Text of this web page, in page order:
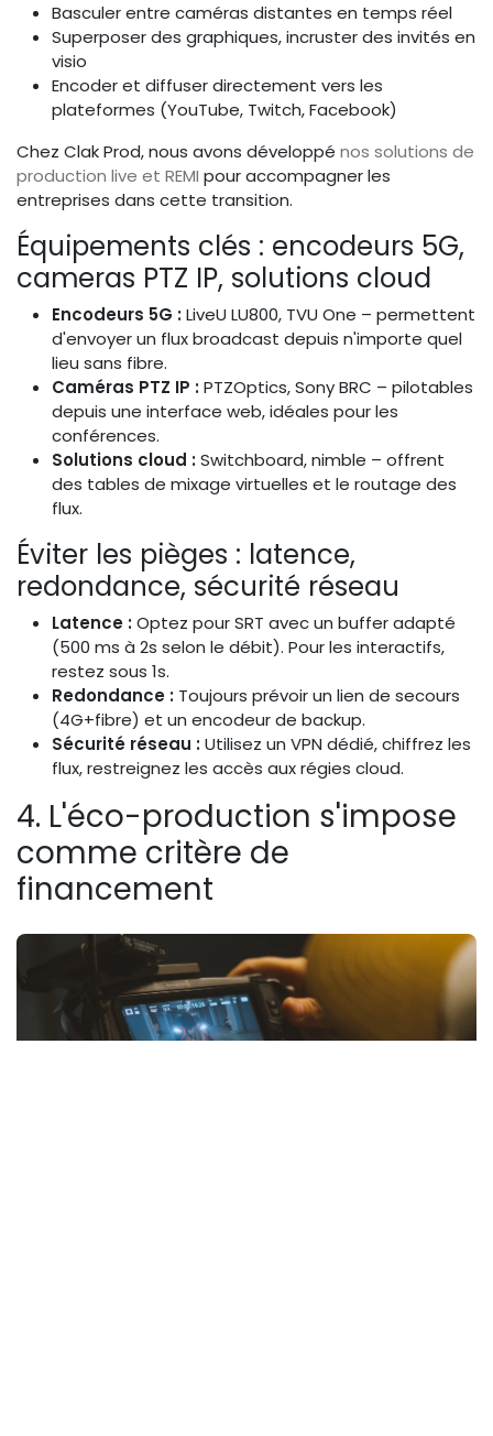
Basculer entre caméras distantes en temps réel
Superposer des graphiques, incruster des invités en
visio
Encoder et diffuser directement vers les
plateformes (YouTube, Twitch, Facebook)
Chez Clak Prod, nous avons développé nos solutions de
production live et REMI pour accompagner les
entreprises dans cette transition.
Équipements clés : encodeurs 5G,
cameras PTZ IP, solutions cloud
Encodeurs 5G :LiveU LU800, TVU One – permettent
d'envoyer un flux broadcast depuis n'importe quel
lieu sans fibre.
Caméras PTZ IP :PTZOptics, Sony BRC – pilotables
depuis une interface web, idéales pour les
conférences.
Solutions cloud :Switchboard, nimble – offrent
des tables de mixage virtuelles et le routage des
flux.
Éviter les pièges : latence,
redondance, sécurité réseau
Latence :Optez pour SRT avec un buffer adapté
(500 ms à 2s selon le débit). Pour les interactifs,
restez sous 1s.
Redondance : Toujours prévoir un lien de secours
(4G+fibre) et un encodeur de backup.
Sécurité réseau :Utilisez un VPN dédié, chiffrez les
flux, restreignez les accès aux régies cloud.
4. L'éco-production s'impose
comme critère de
financement